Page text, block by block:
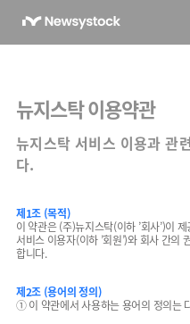
뉴지스탁이용약관
뉴지스탁 서비스 이용과 관
다.
제1조 (목적)
이 약관은 (주)뉴지스탁(이하 ’회사’)이
서비스 이용자(이하 ’회원’)와 회사 간의
합니다.
제2조 (용어의 정의)
① 이 약관에서 사용하는 용어의 정의는